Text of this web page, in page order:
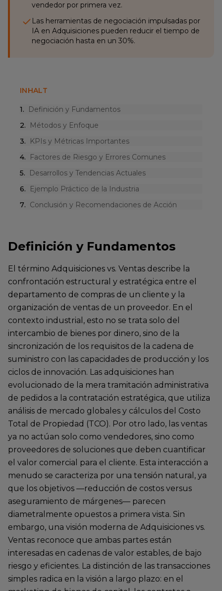
vendedor por primera vez.
Las herramientas de negociación impulsadas por
IA en Adquisiciones pueden reducir el tiempo de
negociación hasta en un 30%.
INHALT
1.
Definición y Fundamentos
2.
Métodos y Enfoque
3.
KPIs y Métricas Importantes
4.
Factores de Riesgo y Errores Comunes
5.
Desarrollos y Tendencias Actuales
6.
Ejemplo Práctico de la Industria
7. Conclusión y Recomendaciones de Acción
Definición y Fundamentos
El término Adquisiciones vs. Ventas describe la
confrontación estructural y estratégica entre el
departamento de compras de un cliente y la
organización de ventas de un proveedor. En el
contexto industrial, esto no se trata solo del
intercambio de bienes por dinero, sino de la
sincronización de los requisitos de la cadena de
suministro con las capacidades de producción y los
ciclos de innovación. Las adquisiciones han
evolucionado de la mera tramitación administrativa
de pedidos a la contratación estratégica, que utiliza
análisis de mercado globales y cálculos del Costo
Total de Propiedad (TCO). Por otro lado, las ventas
ya no actúan solo como vendedores, sino como
proveedores de soluciones que deben cuantificar
el valor comercial para el cliente. Esta interacción a
menudo se caracteriza por una tensión natural, ya
que los objetivos —reducción de costos versus
aseguramiento de márgenes— parecen
diametralmente opuestos a primera vista. Sin
embargo, una visión moderna de Adquisiciones vs.
Ventas reconoce que ambas partes están
interesadas en cadenas de valor estables, de bajo
riesgo y eficientes. La distinción de las transacciones
simples radica en la visión a largo plazo: en el